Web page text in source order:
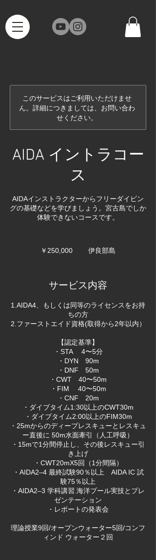
このサービスはご利用いただけませ
ん。詳細につきましては、お問い合わ
せください。
AIDA イントラコー
ス
AIDAインストラクターからフリーダイビン
グの基礎などを学びましょう。宮古島でしか
体験できないコースです。
￥250,000 伊良部島
サービス内容
1.AIDA4、もしくは同等のライセンスをお持
ちの方
2.ファーストエイド資格(取得から2年以内）
【認定基準】
・STA 4〜5分
・DYN 90m
・DNF 50m
・CWT 40〜50m
・FIM 40〜50m
・CNF 20m
・ダイブタイム1:30以上のCWT30m
・ダイブタイム2:00以上のFIM30m
・25mからのディープレスキューとレスキュ
ー直後に 50m水面牽引（人工呼吸）
・15mで1分間停止し、その後レスキュー引
き上げ
・CWT20mX5回（1分間隔）
・AIDA2–4 最終試験90％以上 AIDA IC 試
験75％以上
・AIDA2–3 学科講習.海洋プール実技とプレ
ゼンテーション
・レポートの発表会
​理論授業9回/オープンウォーター5回/コンフ
ィンド ウォーター２回